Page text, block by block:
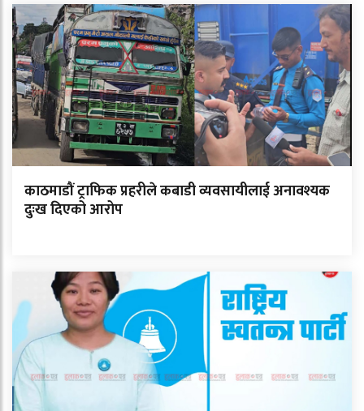
काठमाडौं ट्राफिक प्रहरीले कबाडी व्यवसायीलाई अनावश्यक
दुःख दिएको आरोप